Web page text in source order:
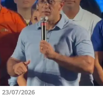
23/07/2026